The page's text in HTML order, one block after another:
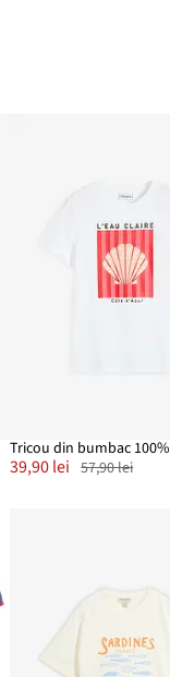
Tricou din bumbac 100%
39,90 lei 57,90 lei